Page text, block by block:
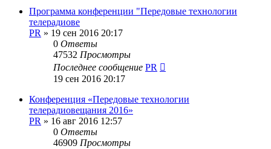
Программа конференции "Передовые технологии
телерадиове
PR » 19 сен 2016 20:17
0 Ответы
47532 Просмотры
Последнее сообщение PR
19 сен 2016 20:17
Конференция «Передовые технологии
телерадиовещания 2016»
PR » 16 авг 2016 12:57
0 Ответы
46909 Просмотры